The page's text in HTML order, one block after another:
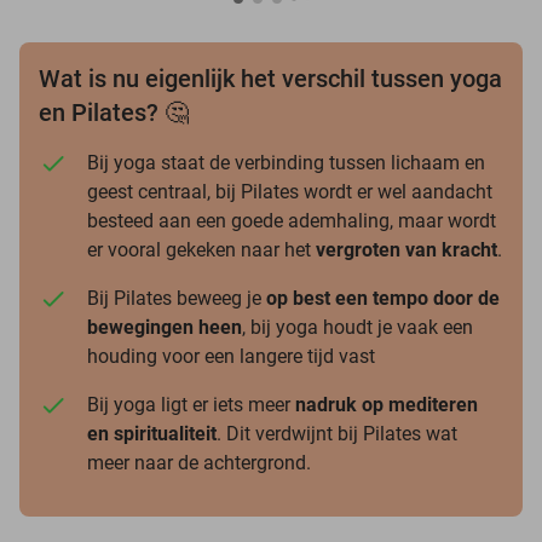
Wat is nu eigenlijk het verschil tussen yoga
en Pilates? 🤔
Bij yoga staat de verbinding tussen lichaam en
geest centraal, bij Pilates wordt er wel aandacht
besteed aan een goede ademhaling, maar wordt
er vooral gekeken naar het vergroten van kracht.
Bij Pilates beweeg je op best een tempo door de
bewegingen heen, bij yoga houdt je vaak een
houding voor een langere tijd vast
Bij yoga ligt er iets meer nadruk op mediteren
en spiritualiteit. Dit verdwijnt bij Pilates wat
meer naar de achtergrond.